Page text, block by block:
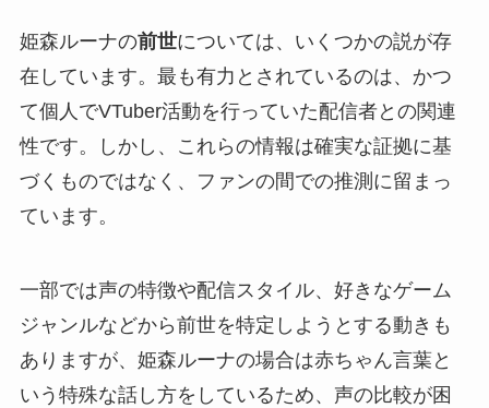
姫森ルーナの前世については、いくつかの説が存
在しています。最も有力とされているのは、かつ
て個人でVTuber活動を行っていた配信者との関連
性です。しかし、これらの情報は確実な証拠に基
づくものではなく、ファンの間での推測に留まっ
ています。
一部では声の特徴や配信スタイル、好きなゲーム
ジャンルなどから前世を特定しようとする動きも
ありますが、姫森ルーナの場合は赤ちゃん言葉と
いう特殊な話し方をしているため、声の比較が困